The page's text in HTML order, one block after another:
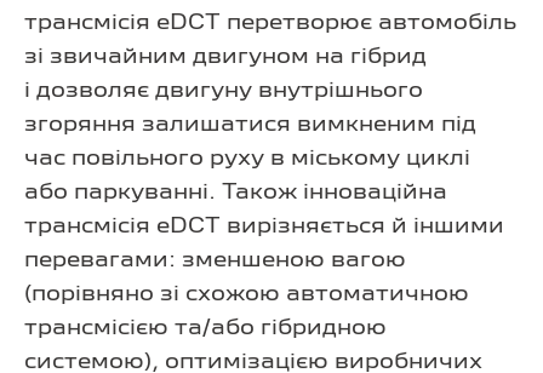
трансмісія eDCT перетворює автомобіль
зі звичайним двигуном на гібрид
і дозволяє двигуну внутрішнього
згоряння залишатися вимкненим під
час повільного руху в міському циклі
або паркуванні. Також інноваційна
трансмісія eDCT вирізняється й іншими
перевагами: зменшеною вагою
(порівняно зі схожою автоматичною
трансмісією та/або гібридною
системою), оптимізацією виробничих